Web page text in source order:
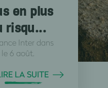
en plus
risqu...
Inter dans
6 août.
LA SUITE